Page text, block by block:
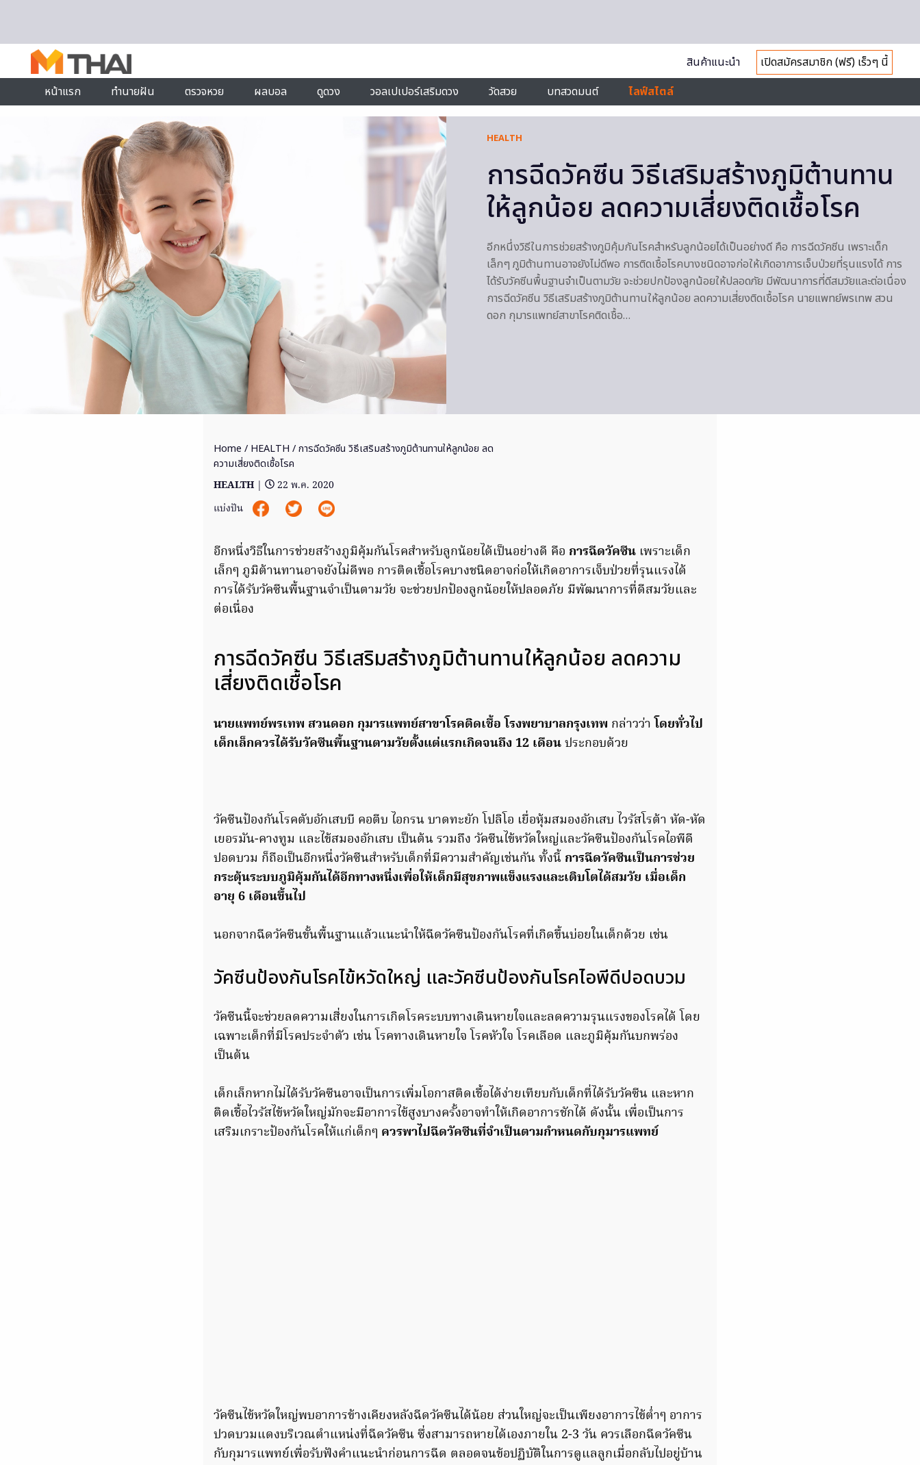
สินค้าแนะนำ
เปิดสมัครสมาชิก (ฟรี) เร็วๆ นี้
หน้าแรก
ทำนายฝัน ตรวจหวย ผลบอล ดูดวง วอลเปเปอร์เสริมดวง วัดสวย บทสวดมนต์ ไลฟ์สไตล์
HEALTH
การฉีดวัคซีน วิธีเสริมสร้างภูมิต้านทาน
ให้ลูกน้อย ลดความเสี่ยงติดเชื้อโรค
อีกหนึ่งวิธีในการช่วยสร้างภูมิคุ้มกันโรคสำหรับลูกน้อยได้เป็นอย่างดี คือ การฉีดวัคซีน เพราะเด็ก
เล็กๆ ภูมิต้านทานอาจยังไม่ดีพอ การติดเชื้อโรคบางชนิดอาจก่อให้เกิดอาการเจ็บป่วยที่รุนแรงได้ การ
ได้รับวัคซีนพื้นฐานจำเป็นตามวัย จะช่วยปกป้องลูกน้อยให้ปลอดภัย มีพัฒนาการที่ดีสมวัยและต่อเนื่อง
การฉีดวัคซีน วิธีเสริมสร้างภูมิต้านทานให้ลูกน้อย ลดความเสี่ยงติดเชื้อโรค นายแพทย์พรเทพ สวน
ดอก กุมารแพทย์สาขาโรคติดเชื้อ…
Home / HEALTH / การฉีดวัคซีน วิธีเสริมสร้างภูมิต้านทานให้ลูกน้อย ลด
ความเสี่ยงติดเชื้อโรค
HEALTH |
22 พ.ค. 2020
แบ่งปัน
อีกหนึ่งวิธีในการช่วยสร้างภูมิคุ้มกันโรคสำหรับลูกน้อยได้เป็นอย่างดี คือ การฉีดวัคซีน เพราะเด็ก
เล็กๆ ภูมิต้านทานอาจยังไม่ดีพอ การติดเชื้อโรคบางชนิดอาจก่อให้เกิดอาการเจ็บป่วยที่รุนแรงได้
การได้รับวัคซีนพื้นฐานจำเป็นตามวัย จะช่วยปกป้องลูกน้อยให้ปลอดภัย มีพัฒนาการที่ดีสมวัยและ
ต่อเนื่อง
การฉีดวัคซีน วิธีเสริมสร้างภูมิต้านทานให้ลูกน้อย ลดความ
เสี่ยงติดเชื้อโรค
นายแพทย์พรเทพ สวนดอก กุมารแพทย์สาขาโรคติดเชื้อ โรงพยาบาลกรุงเทพ กล่าวว่าโดยทั่วไป
เด็กเล็กควรได้รับวัคซีนพื้นฐานตามวัยตั้งแต่แรกเกิดจนถึง 12 เดือนประกอบด้วย
วัคซีนป้องกันโรคตับอักเสบบี คอตีบ ไอกรน บาดทะยัก โปลิโอ เยื่อหุ้มสมองอักเสบ ไวรัสโรต้า หัด-หัด
เยอรมัน-คางทูม และไข้สมองอักเสบ เป็นต้น รวมถึง วัคซีนไข้หวัดใหญ่และวัคซีนป้องกันโรคไอพีดี
ปอดบวม ก็ถือเป็นอีกหนึ่งวัคซีนสำหรับเด็กที่มีความสำคัญเช่นกัน ทั้งนี้ การฉีดวัคซีนเป็นการช่วย
กระตุ้นระบบภูมิคุ้มกันได้อีกทางหนึ่งเพื่อให้เด็กมีสุขภาพแข็งแรงและเติบโตได้สมวัย เมื่อเด็ก
อายุ 6 เดือนขึ้นไป
นอกจากฉีดวัคซีนขั้นพื้นฐานแล้วแนะนำให้ฉีดวัคซีนป้องกันโรคที่เกิดขึ้นบ่อยในเด็กด้วย เช่น
วัคซีนป้องกันโรคไข้หวัดใหญ่ และวัคซีนป้องกันโรคไอพีดีปอดบวม
วัคซีนนี้จะช่วยลดความเสี่ยงในการเกิดโรคระบบทางเดินหายใจและลดความรุนแรงของโรคได้ โดย
เฉพาะเด็กที่มีโรคประจำตัว เช่น โรคทางเดินหายใจ โรคหัวใจ โรคเลือด และภูมิคุ้มกันบกพร่อง
เป็นต้น
เด็กเล็กหากไม่ได้รับวัคซีนอาจเป็นการเพิ่มโอกาสติดเชื้อได้ง่ายเทียบกับเด็กที่ได้รับวัคซีน และหาก
ติดเชื้อไวรัสไข้หวัดใหญ่มักจะมีอาการไข้สูงบางครั้งอาจทำให้เกิดอาการชักได้ ดังนั้น เพื่อเป็นการ
เสริมเกราะป้องกันโรคให้แก่เด็กๆ ควรพาไปฉีดวัคซีนที่จำเป็นตามกำหนดกับกุมารแพทย์
วัคซีนไข้หวัดใหญ่พบอาการข้างเคียงหลังฉีดวัคซีนได้น้อย ส่วนใหญ่จะเป็นเพียงอาการไข้ต่ำๆ อาการ
ปวดบวมแดงบริเวณตำแหน่งที่ฉีดวัคซีน ซึ่งสามารถหายได้เองภายใน 2-3 วัน ควรเลือกฉีดวัคซีน
กับกุมารแพทย์เพื่อรับฟังคำแนะนำก่อนการฉีด ตลอดจนข้อปฏิบัติในการดูแลลูกเมื่อกลับไปอยู่บ้าน